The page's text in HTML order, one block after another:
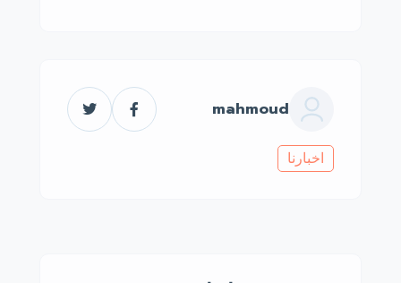
mahmoud
اخبارنا